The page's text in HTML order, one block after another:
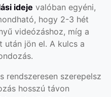
ideje valóban egyéni,
hogy 2-3 hét
videózáshoz, míg a
után jön el. A kulcs a
rendszeresen szerepelsz
hosszú távon